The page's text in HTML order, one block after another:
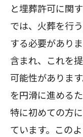
と埋葬許可に関
では、火葬を行
する必要があり
含まれ、これを
可能性がありま
を円滑に進める
特に初めての方
ています。この